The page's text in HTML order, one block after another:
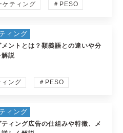
ケティング ＃PESO
ィング
ントとは？類義語との違いや分
解説
ィング ＃PESO
ィング
ティング広告の仕組みや特徴、メ